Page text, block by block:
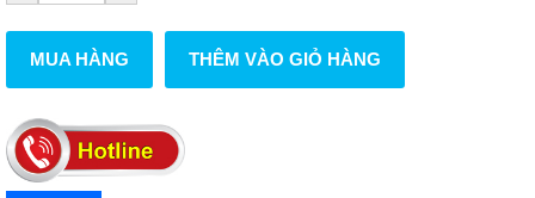
MUA HÀNG THÊM VÀO GIỎ HÀNG